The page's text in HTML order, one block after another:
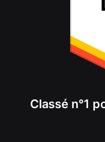
Classé n°1